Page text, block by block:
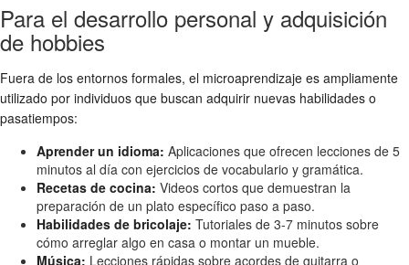
Para el desarrollo personal y adquisición
de hobbies
Fuera de los entornos formales, el microaprendizaje es ampliamente
utilizado por individuos que buscan adquirir nuevas habilidades o
pasatiempos:
Aprender un idioma: Aplicaciones que ofrecen lecciones de 5
minutos al día con ejercicios de vocabulario y gramática.
Recetas de cocina: Videos cortos que demuestran la
preparación de un plato específico paso a paso.
Habilidades de bricolaje: Tutoriales de 3-7 minutos sobre
cómo arreglar algo en casa o montar un mueble.
Música: Lecciones rápidas sobre acordes de guitarra o